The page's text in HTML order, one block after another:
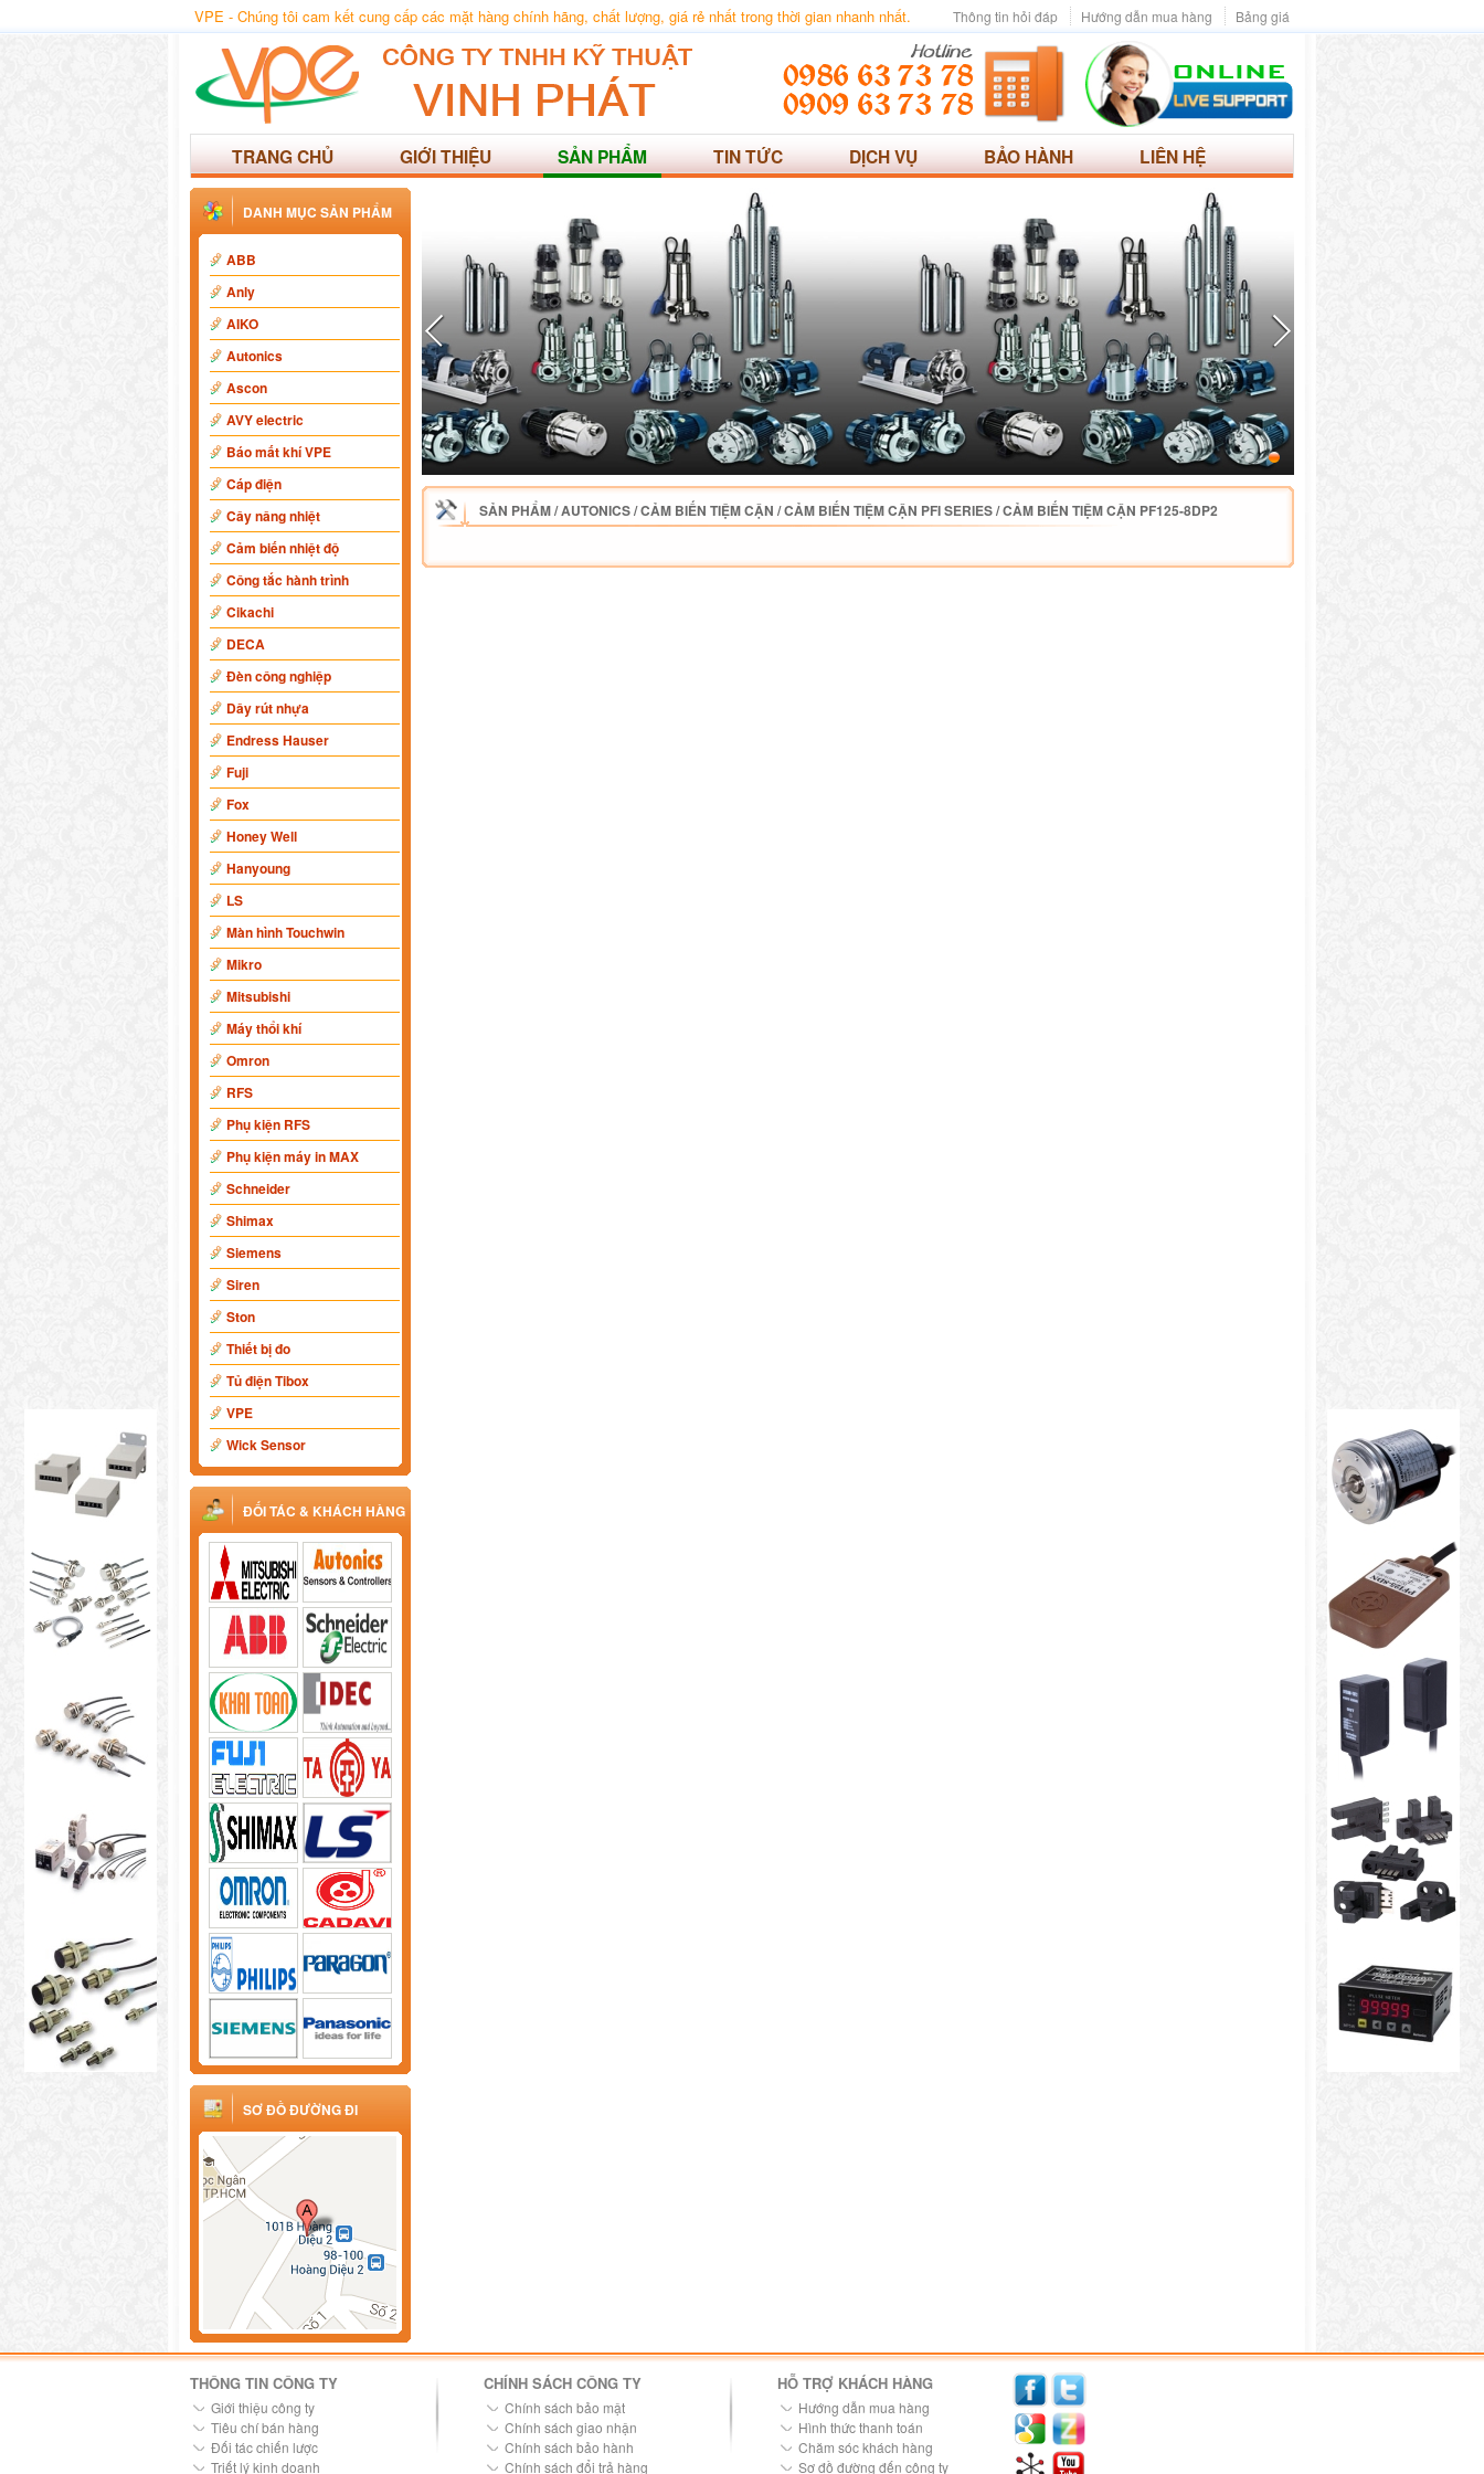
VPE - Chúng tôi cam kết cung cấp các mặt hàng chính hãng, chất lượng, giá rẻ nhất trong thời gian nhanh nhất. Bảng giá
Hướng dẫn mua hàng
Thông tin hỏi đáp
TRANG CHỦ GIỚI THIỆU SẢN PHẨM TIN TỨC DỊCH VỤ BẢO HÀNH LIÊN HỆ
DANH MỤC SẢN PHẨM
ABB
Anly
AIKO
Autonics
Ascon
AVY electric
Báo mất khí VPE
Cáp điện
Cây nâng nhiệt
Cảm biến nhiệt độ
Công tắc hành trình
Cikachi
DECA
Đèn công nghiệp
Dây rút nhựa
Endress Hauser
Fuji
Fox
Honey Well
Hanyoung
LS
Màn hình Touchwin
Mikro
Mitsubishi
Máy thổi khí
Omron
RFS
Phụ kiện RFS
Phụ kiện máy in MAX
Schneider
Shimax
Siemens
Siren
Ston
Thiết bị đo
Tủ điện Tibox
VPE
Wick Sensor
ĐỐI TÁC & KHÁCH HÀNG
SƠ ĐỒ ĐƯỜNG ĐI
SẢN PHẨM/AUTONICS/CẢM BIẾN TIỆM CẬN /CẢM BIẾN TIỆM CẬN PFI SERIES/CẢM BIẾN TIỆM CẬN PF125-8DP2
THÔNG TIN CÔNG TY
Giới thiệu công ty
Tiêu chí bán hàng
Đối tác chiến lược
Triết lý kinh doanh
CHÍNH SÁCH CÔNG TY
Chính sách bảo mật
Chính sách giao nhận
Chính sách bảo hành
Chính sách đổi trả hàng
HỖ TRỢ KHÁCH HÀNG
Hướng dẫn mua hàng
Hình thức thanh toán
Chăm sóc khách hàng
Sơ đồ đường đến công ty